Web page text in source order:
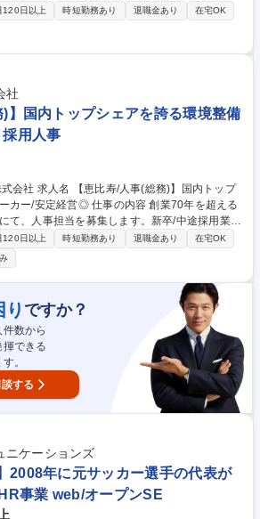
おります。そんな当社にてスポーツ施設の新
施工例】・野球場(業界シェ
、京セラドーム、ZOZOマリンスタジアム、ベ
ドーム等) ・テニスコート ・陸上競技場 ・体育
さ】施工した施設が地図に載るだけでなく、
こでの記録、ドラマが生まれることまでを見届
から始めスポーツ施設特有の業務を取得し、一
管理】プロ野球
務・直行直帰可
120日以上 時短勤務あり 退職金あり
在宅OK
社
)】国内トップシェアを誇る環境整備
用人事
)】国内トップ
仕事の内容 創業70年を超える
て、人事担当を募集します。新卒/中途採用業務
一部バックオフィス業務(総務業務・労務/福利
新卒採用、中途採用等
求人素案作成、エージェント対応、面接対応、
教育関連業務 ■一部労務・福利厚生・社内規定
社後】ご経験に応じて少しずつ業務をお任せし
は先輩社員とのOJTにて丁寧にフォローしま
120日以上 時短勤務あり 退職金あり
在宅OK
り ですか？
数から
できる
。
する
ニケーションズ
2008年に元サッカー選手の代表が
事業 web/オープンSE